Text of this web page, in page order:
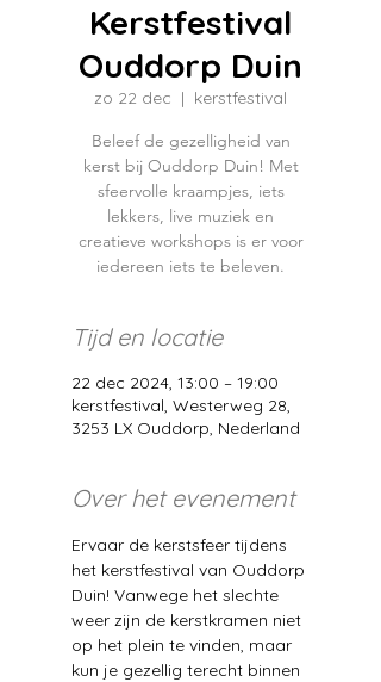
Kerstfestival
Ouddorp Duin
zo 22 dec
  |
kerstfestival
Beleef de gezelligheid van
kerst bij Ouddorp Duin! Met
sfeervolle kraampjes, iets
lekkers, live muziek en
creatieve workshops is er voor
iedereen iets te beleven.
Tijd en locatie
22 dec 2024, 13:00 – 19:00
kerstfestival, Westerweg 28,
3253 LX Ouddorp, Nederland
Over het evenement
Ervaar de kerstsfeer tijdens
het kerstfestival van Ouddorp
Duin! Vanwege het slechte
weer zijn de kerstkramen niet
op het plein te vinden, maar
kun je gezellig terecht binnen